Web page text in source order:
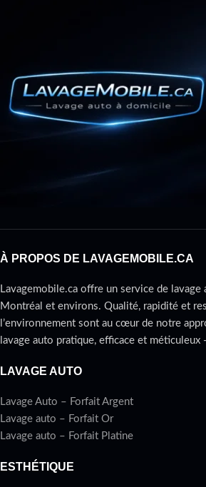
phares à domicile, disponible à
Montréal,Lavalet sur laRive-
Nord
Au fil du temps, les phares
de votre véhicule peuvent devenir
opaques, jaunis ou ternis,
votre sécurité sur la route.
À PROPOS DE LAVAGEMOBILE.CA
Lavagemobile.ca offre un service de lavage
Montréal et environs. Qualité, rapidité et
l’environnement sont au cœur de notre
lavage auto pratique, efficace et méticuleux
LAVAGE AUTO
Lavage Auto – Forfait Argent
Lavage auto – Forfait Or
Lavage auto – Forfait Platine
ESTHÉTIQUE